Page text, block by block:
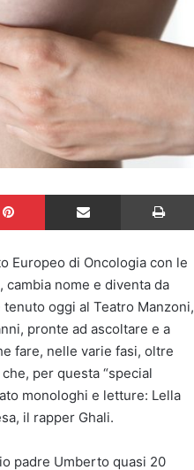
Pinterest Partilhar via Email
Europeo di Oncologia con le
cambia nome e diventa da
tenuto oggi al Teatro Manzoni,
pronte ad ascoltare e a
fare, nelle varie fasi, oltre
per questa “special
monologhi e letture: Lella
il rapper Ghali.
padre Umberto quasi 20